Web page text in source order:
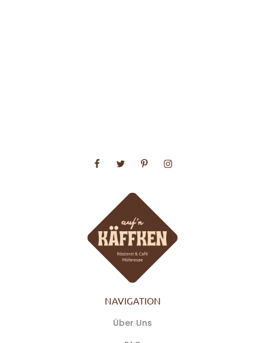
NAVIGATION
Über Uns